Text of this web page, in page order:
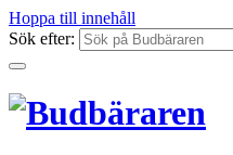
Hoppa till innehåll
Sök efter: